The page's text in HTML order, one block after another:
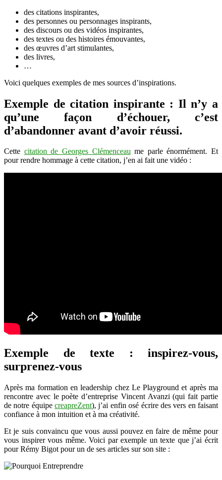
des citations inspirantes,
des personnes ou personnages inspirants,
des discours ou des vidéos inspirantes,
des textes ou des histoires émouvantes,
des œuvres d’art stimulantes,
des livres,
…
Voici quelques exemples de mes sources d’inspirations.
Exemple de citation inspirante : Il n’y a
qu’une façon d’échouer, c’est
d’abandonner avant d’avoir réussi.
Cette citation de Georges Clémenceaume parle énormément. Et
pour rendre hommage à cette citation, j’en ai fait une vidéo :
Exemple de texte : inspirez-vous,
surprenez-vous
Après ma formation en leadership chez Le Playground et après ma
rencontre avec le poète d’entreprise Vincent Avanzi (qui fait partie
de notre équipecreapreZent), j’ai enfin osé écrire des vers en faisant
confiance à mon intuition et à ma créativité.
Et je suis convaincu que vous aussi pouvez en faire de même pour
vous inspirer vous même. Voici par exemple un texte que j’ai écrit
pour Rémy Bigot pour un de ses articles sur son site :